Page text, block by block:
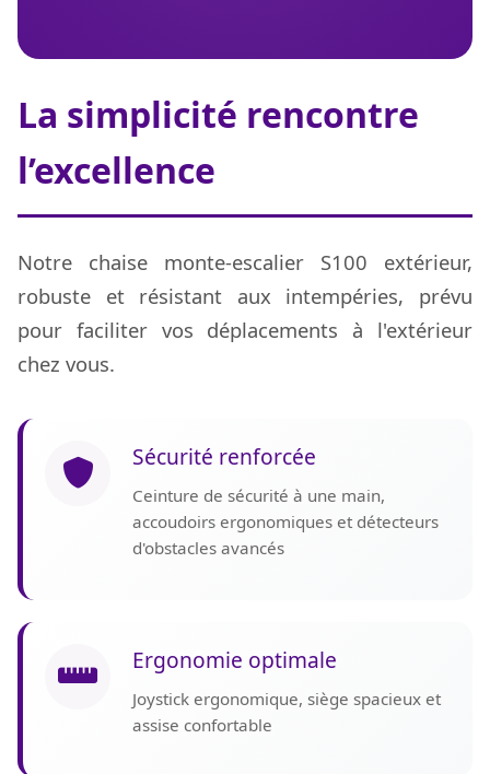
La simplicité rencontre
l’excellence
Notre chaise monte-escalier S100 extérieur,
robuste et résistant aux intempéries, prévu
pour faciliter vos déplacements à l'extérieur
chez vous.
Sécurité renforcée
Ceinture de sécurité à une main,
accoudoirs ergonomiques et détecteurs
d'obstacles avancés
Ergonomie optimale
Joystick ergonomique, siège spacieux et
assise confortable